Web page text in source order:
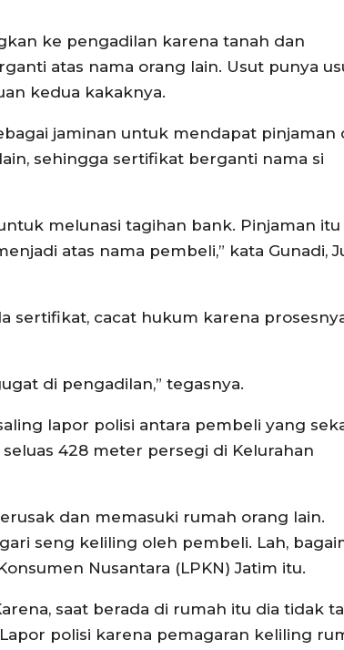
ke pengadilan karena tanah dan
atas nama orang lain. Usut punya
kedua kakaknya.
jaminan untuk mendapat pinjaman
sehingga sertifikat berganti nama si
melunasi tagihan bank. Pinjaman itu
atas nama pembeli,” kata Gunadi,
sertifikat, cacat hukum karena
di pengadilan,” tegasnya.
lapor polisi antara pembeli yang
428 meter persegi di Kelurahan
dan memasuki rumah orang lain.
seng keliling oleh pembeli. Lah,
Nusantara (LPKN) Jatim itu.
saat berada di rumah itu dia tidak
polisi karena pemagaran keliling